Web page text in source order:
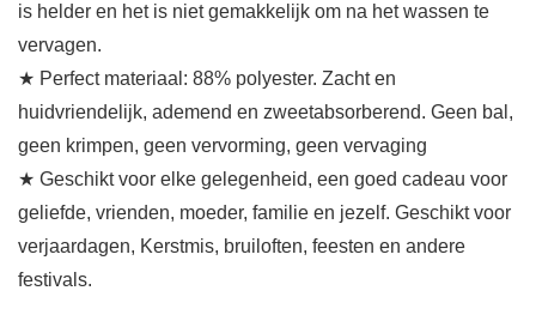
is helder en het is niet gemakkelijk om na het wassen te
vervagen.
★ Perfect materiaal: 88% polyester. Zacht en
huidvriendelijk, ademend en zweetabsorberend. Geen bal,
geen krimpen, geen vervorming, geen vervaging
★ Geschikt voor elke gelegenheid, een goed cadeau voor
geliefde, vrienden, moeder, familie en jezelf. Geschikt voor
verjaardagen, Kerstmis, bruiloften, feesten en andere
festivals.